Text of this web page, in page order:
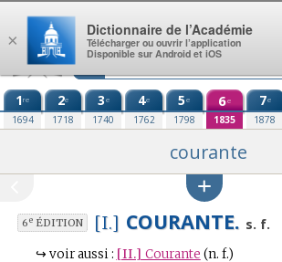
Aller au contenu
1re
1694
2e
1718
3e
1740
4e
1762
5e
1798
6e
1835
7e
1878
courante
6eÉDITION [I.] COURANTE. s. f.
↪ voir aussi : [II.] Courante (n. f.)
×
Dictionnaire de l’Académie
Télécharger ou ouvrir l’application
Disponible sur Android et iOS